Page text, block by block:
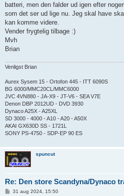
batteri, men den falder ud igen efter
som det ser ud lige nu. Jeg skal have
kan komme videre.
Vender frygtelig tilbage :)
Mvh
Brian
Venligst Brian
Aurex Sysem 15 - Ortofon 445 - ITT 6090S
BG 6000/MMC20CL/MMC6000
JVC 4VN880 - JA-X9 - JT-V6 - SEA V7E
Denon DBP 2012UD - DVD 3930
Dynaco A25X - A25XL
SD 3000 - 4000 - A10 - A20 - A50X
AKAI GX630D SS - 1721L
SONY PS-4750 - SDP-EP 90 ES
spuncut
Re: Den store Scandyna/Dynaco
31 aug 2024, 15:50